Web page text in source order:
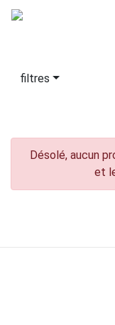
filtres
Désolé, aucun
et